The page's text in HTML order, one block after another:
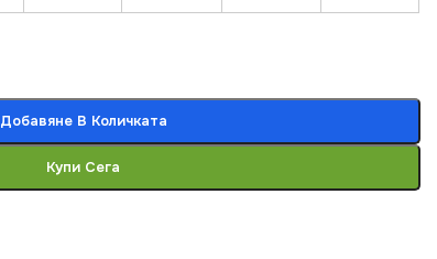
Добавяне В Количката
Купи Сега